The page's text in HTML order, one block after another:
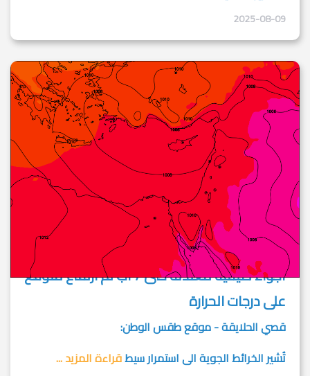
2025-08-09
أجواء صيفية معتدلة حتى 7 آب ثم ارتفاع متوقع
على درجات الحرارة
قصي الحلايقة - موقع طقس الوطن:
تُشير الخرائط الجوية الى استمرار سيطقراءة المزيد ...